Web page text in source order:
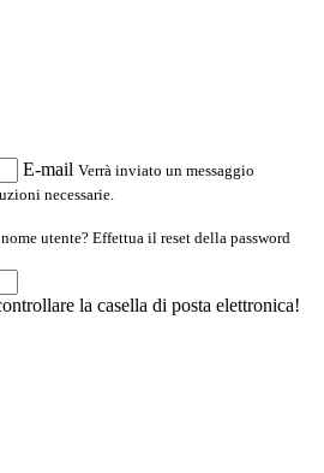
E-mail Verrà inviato un messaggio
necessarie.
utente? Effettua il reset della password
la casella di posta elettronica!